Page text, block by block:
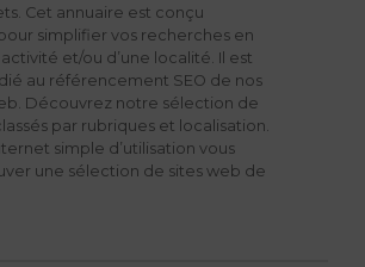
Cet annuaire est conçu
simplifier vos recherches en
et/ou d’une localité. Il est
au référencement SEO de nos
Découvrez notre sélection de
par rubriques et localisation.
simple d’utilisation vous
une sélection de sites web de